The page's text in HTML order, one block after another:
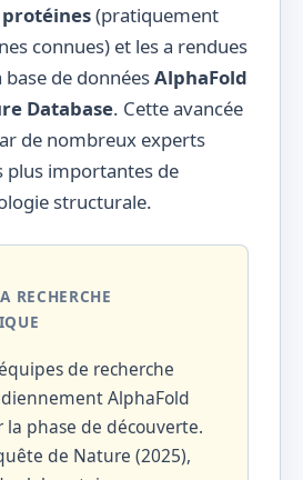
(pratiquement
connues) et les a rendues
base de donnéesAlphaFold
Database. Cette avancée
de nombreux experts
plus importantes de
structurale.
RECHERCHE
de recherche
AlphaFold
la phase de découverte.
de Nature (2025),